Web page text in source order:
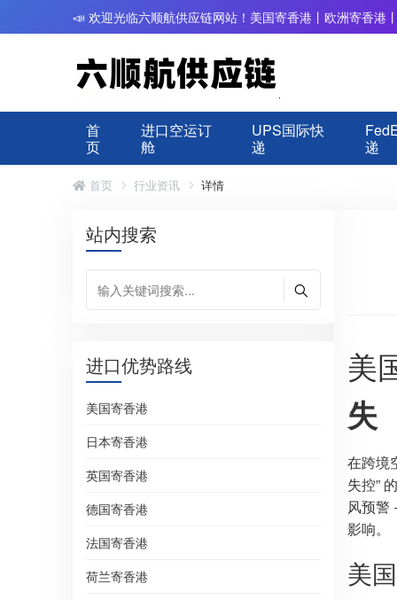
📣 欢迎光临六顺航供应链网站！美国寄香港丨欧洲寄香港
首
页
进口空运订
舱
UPS国际快
递
递
首页 行业资讯 详情
站内搜索
进口优势路线
美国寄香港
日本寄香港
英国寄香港
德国寄香港
法国寄香港
荷兰寄香港
美
失
在跨境
失控”
风预警
影响。
美